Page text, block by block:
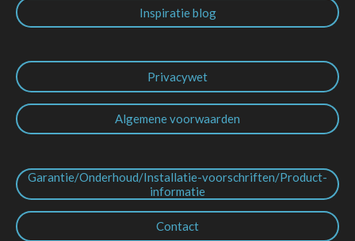
Inspiratie blog
Privacywet
Algemene voorwaarden
Garantie/Onderhoud/Installatie-voorschriften/Product-
informatie
Contact